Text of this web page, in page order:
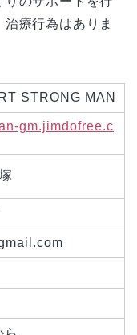
療行為はありま
STRONG MAN
gm.jimdofree.c